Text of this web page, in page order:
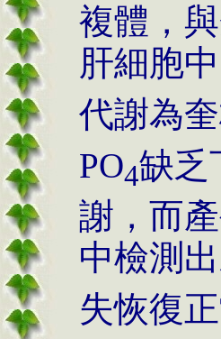
複體，
肝細胞
代謝為
PO4缺乏
謝，而
中檢測
失恢復正